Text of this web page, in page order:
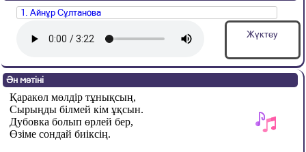
1. Айнұр Сұлтанова
Жүктеу
Ән мәтіні
Қаракөл мөлдір тұнықсың,
Сырыңды білмей кім ұқсын.
Дубовка болып өрлей бер,
Өзіме сондай биіксің.